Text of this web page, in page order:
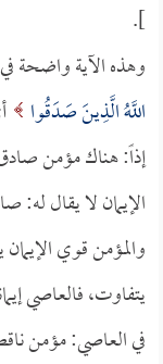
].
وهذه الآية واضحة
اللَّهُ الَّذِينَ صَدَقُوا
إذاً: هناك مؤمن
الإيمان لا يقال له:
والمؤمن قوي
يتفاوت، فالعاصي
في العاصي: مؤمن